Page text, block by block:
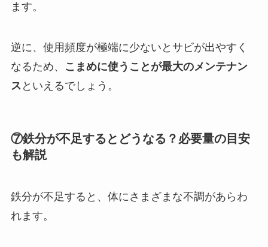
ます。
逆に、使用頻度が極端に少ないとサビが出やすく
なるため、
こまめに使うことが最大のメンテナン
ス といえるでしょう。
⑦鉄分が不足するとどうなる？必要量の目安
も解説
鉄分が不足すると、体にさまざまな不調があらわ
れます。